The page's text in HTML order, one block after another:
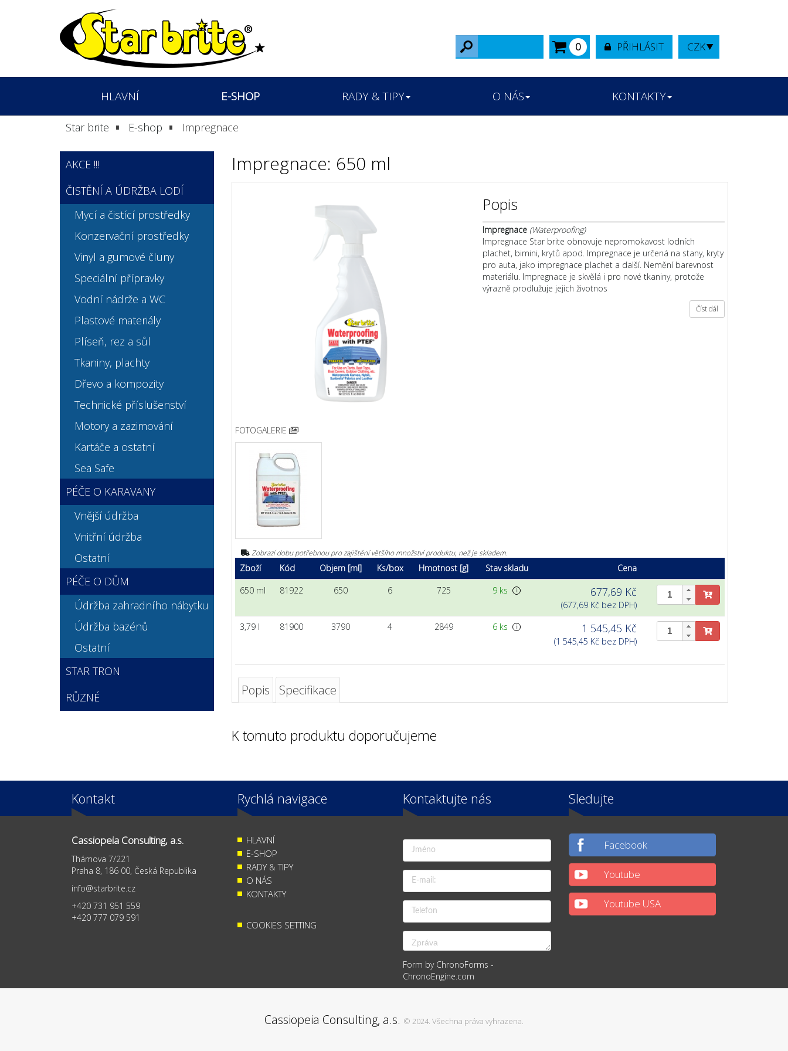
CZK
PŘIHLÁSIT
0
HLAVNÍ E-SHOP RADY & TIPY O NÁS KONTAKTY
Star brite E-shop Impregnace
Impregnace: 650 ml
FOTOGALERIE
Popis
Impregnace (Waterproofing)
​Impregnace Star brite obnovuje nepromokavost lodních
plachet, bimini, krytů apod. Impregnace je určená na stany, kryty
pro auta, jako impregnace plachet a další. Nemění barevnost
materiálu. Impregnace je skvělá i pro nové tkaniny, protože
výrazně prodlužuje jejich životnos
Číst dál
Zobrazí dobu potřebnou pro zajištění většího množství produktu, než je skladem.
Zboží Kód Objem [ml] Ks/box Hmotnost [g] Stav skladu
Cena
650 ml
81922 650 6 725 9 ks i 677,69 Kč
(677,69 Kč bez DPH)
3,79 l
81900 3790 4 2849 6 ks i 1 545,45 Kč
(1 545,45 Kč bez DPH)
Popis Specifikace
K tomuto produktu doporučujeme
AKCE !!!
ČISTĚNÍ A ÚDRŽBA LODÍ
Mycí a čistící prostředky
Konzervační prostředky
Vinyl a gumové čluny
Speciální přípravky
Vodní nádrže a WC
Plastové materiály
Plíseň, rez a sůl
Tkaniny, plachty
Dřevo a kompozity
Technické příslušenství
Motory a zazimování
Kartáče a ostatní
Sea Safe
PÉČE O KARAVANY
Vnější údržba
Vnitřní údržba
Ostatní
PÉČE O DŮM
Údržba zahradního nábytku
Údržba bazénů
Ostatní
STAR TRON
RŮZNÉ
Kontakt
Cassiopeia Consulting, a.s.
Thámova 7/221
Praha 8, 186 00, Česká Republika
info@starbrite.cz
+420 731 951 559
+420 777 079 591
Rychlá navigace
HLAVNÍ
E-SHOP
RADY & TIPY
O NÁS
KONTAKTY
COOKIES SETTING
Kontaktujte nás
Form by ChronoForms -
ChronoEngine.com
Sledujte
Facebook
Youtube
Youtube USA
Cassiopeia Consulting, a.s. © 2024. Všechna práva vyhrazena.